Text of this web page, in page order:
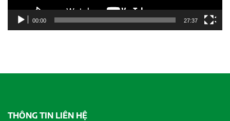
00:00 27:37
THÔNG TIN LIÊN HỆ